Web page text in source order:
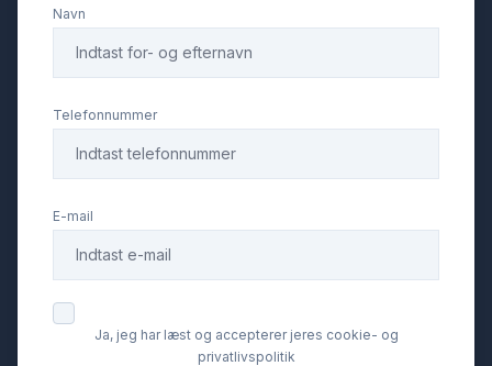
Navn
Telefonnummer
E-mail
Ja, jeg har læst og accepterer jeres cookie- og
privatlivspolitik